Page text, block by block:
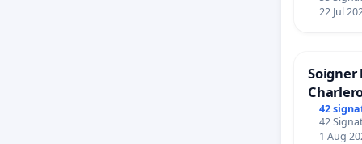
22 Jul
Soigner
42
42
1 Aug